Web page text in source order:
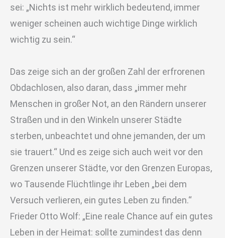
sei: „Nichts ist mehr wirklich bedeutend, immer
weniger scheinen auch wichtige Dinge wirklich
wichtig zu sein.“
Das zeige sich an der großen Zahl der erfrorenen
Obdachlosen, also daran, dass „immer mehr
Menschen in großer Not, an den Rändern unserer
Straßen und in den Winkeln unserer Städte
sterben, unbeachtet und ohne jemanden, der um
sie trauert.“ Und es zeige sich auch weit vor den
Grenzen unserer Städte, vor den Grenzen Europas,
wo Tausende Flüchtlinge ihr Leben „bei dem
Versuch verlieren, ein gutes Leben zu finden.“
Frieder Otto Wolf: „Eine reale Chance auf ein gutes
Leben in der Heimat: sollte zumindest das denn